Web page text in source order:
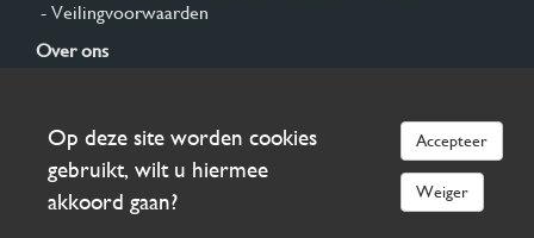
- Veilingvoorwaarden
Over ons
Aanmelden
Op deze site worden cookies
gebruikt, wilt u hiermee
akkoord gaan?
Accepteer
Weiger